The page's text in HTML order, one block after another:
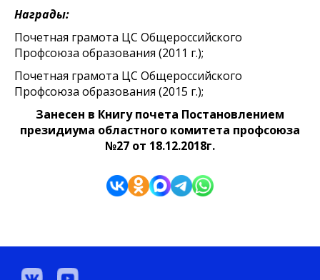
Награды:
Почетная грамота ЦС Общероссийского
Профсоюза образования (2011 г.);
Почетная грамота ЦС Общероссийского
Профсоюза образования (2015 г.);
Занесен в Книгу почета Постановлением
президиума областного комитета профсоюза
№27 от 18.12.2018г.